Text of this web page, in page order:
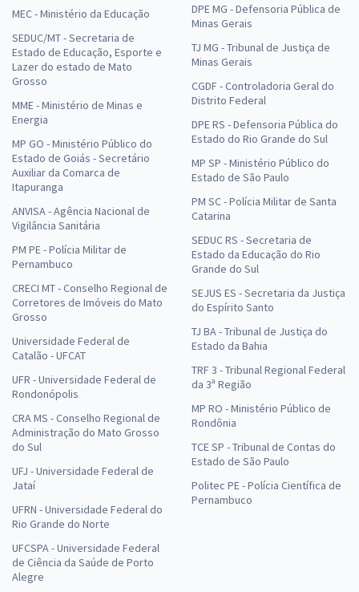
MEC - Ministério da Educação
SEDUC/MT - Secretaria de
Estado de Educação, Esporte e
Lazer do estado de Mato
Grosso
MME - Ministério de Minas e
Energia
MP GO - Ministério Público do
Estado de Goiás - Secretário
Auxiliar da Comarca de
Itapuranga
ANVISA - Agência Nacional de
Vigilância Sanitária
PM PE - Polícia Militar de
Pernambuco
CRECI MT - Conselho Regional de
Corretores de Imóveis do Mato
Grosso
Universidade Federal de
Catalão - UFCAT
UFR - Universidade Federal de
Rondonópolis
CRA MS - Conselho Regional de
Administração do Mato Grosso
do Sul
UFJ - Universidade Federal de
Jataí
UFRN - Universidade Federal do
Rio Grande do Norte
UFCSPA - Universidade Federal
de Ciência da Saúde de Porto
Alegre
DPE MG - Defensoria Pública de
Minas Gerais
TJ MG - Tribunal de Justiça de
Minas Gerais
CGDF - Controladoria Geral do
Distrito Federal
DPE RS - Defensoria Pública do
Estado do Rio Grande do Sul
MP SP - Ministério Público do
Estado de São Paulo
PM SC - Polícia Militar de Santa
Catarina
SEDUC RS - Secretaria de
Estado da Educação do Rio
Grande do Sul
SEJUS ES - Secretaria da Justiça
do Espírito Santo
TJ BA - Tribunal de Justiça do
Estado da Bahia
TRF 3 - Tribunal Regional Federal
da 3ª Região
MP RO - Ministério Público de
Rondônia
TCE SP - Tribunal de Contas do
Estado de São Paulo
Politec PE - Polícia Científica de
Pernambuco